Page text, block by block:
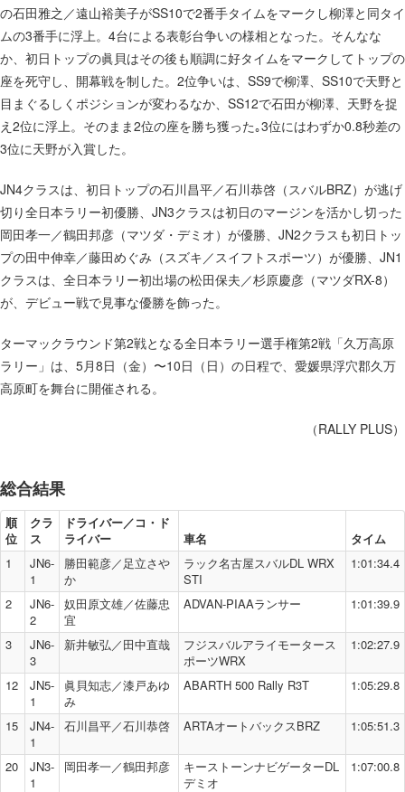
の石田雅之／遠山裕美子がSS10で2番手タイムをマークし柳澤と同タイ
ムの3番手に浮上。4台による表彰台争いの様相となった。そんなな
か、初日トップの眞貝はその後も順調に好タイムをマークしてトップの
座を死守し、開幕戦を制した。2位争いは、SS9で柳澤、SS10で天野と
目まぐるしくポジションが変わるなか、SS12で石田が柳澤、天野を捉
え2位に浮上。そのまま2位の座を勝ち獲った｡3位にはわずか0.8秒差の
3位に天野が入賞した。
JN4クラスは、初日トップの石川昌平／石川恭啓（スバルBRZ）が逃げ
切り全日本ラリー初優勝、JN3クラスは初日のマージンを活かし切った
岡田孝一／鶴田邦彦（マツダ・デミオ）が優勝、JN2クラスも初日トッ
プの田中伸幸／藤田めぐみ（スズキ／スイフトスポーツ）が優勝、JN1
クラスは、全日本ラリー初出場の松田保夫／杉原慶彦（マツダRX-8）
が、デビュー戦で見事な優勝を飾った。
ターマックラウンド第2戦となる全日本ラリー選手権第2戦「久万高原
ラリー」は、5月8日（金）〜10日（日）の日程で、愛媛県浮穴郡久万
高原町を舞台に開催される。
（RALLY PLUS）
総合結果
順
位
クラ
ス
ドライバー／コ・ド
ライバー
車名
タイム
1
JN6-
1
勝田範彦／足立さや
か
ラック名古屋スバルDL WRX
STI
1:01:34.4
2
JN6-
2
奴田原文雄／佐藤忠
宜
ADVAN-PIAAランサー 1:01:39.9
3
JN6-
3
新井敏弘／田中直哉
フジスバルアライモータース
ポーツWRX
1:02:27.9
12
JN5-
1
眞貝知志／漆戸あゆ
み
ABARTH 500 Rally R3T 1:05:29.8
15
JN4-
1
石川昌平／石川恭啓 ARTAオートバックスBRZ 1:05:51.3
20
JN3-
1
岡田孝一／鶴田邦彦
キーストーンナビゲーターDL
デミオ
1:07:00.8